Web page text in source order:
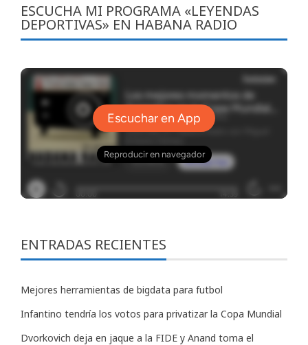
ESCUCHA MI PROGRAMA «LEYENDAS
DEPORTIVAS» EN HABANA RADIO
ENTRADAS RECIENTES
Mejores herramientas de bigdata para futbol
Infantino tendría los votos para privatizar la Copa Mundial
Dvorkovich deja en jaque a la FIDE y Anand toma el